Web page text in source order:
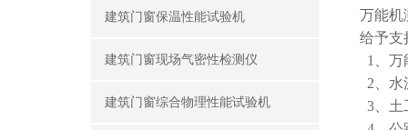
建筑门窗保温性能试验机
建筑门窗现场气密性检测仪
建筑门窗综合物理性能试验机
万能机
给予支
1、
2、水
3、土